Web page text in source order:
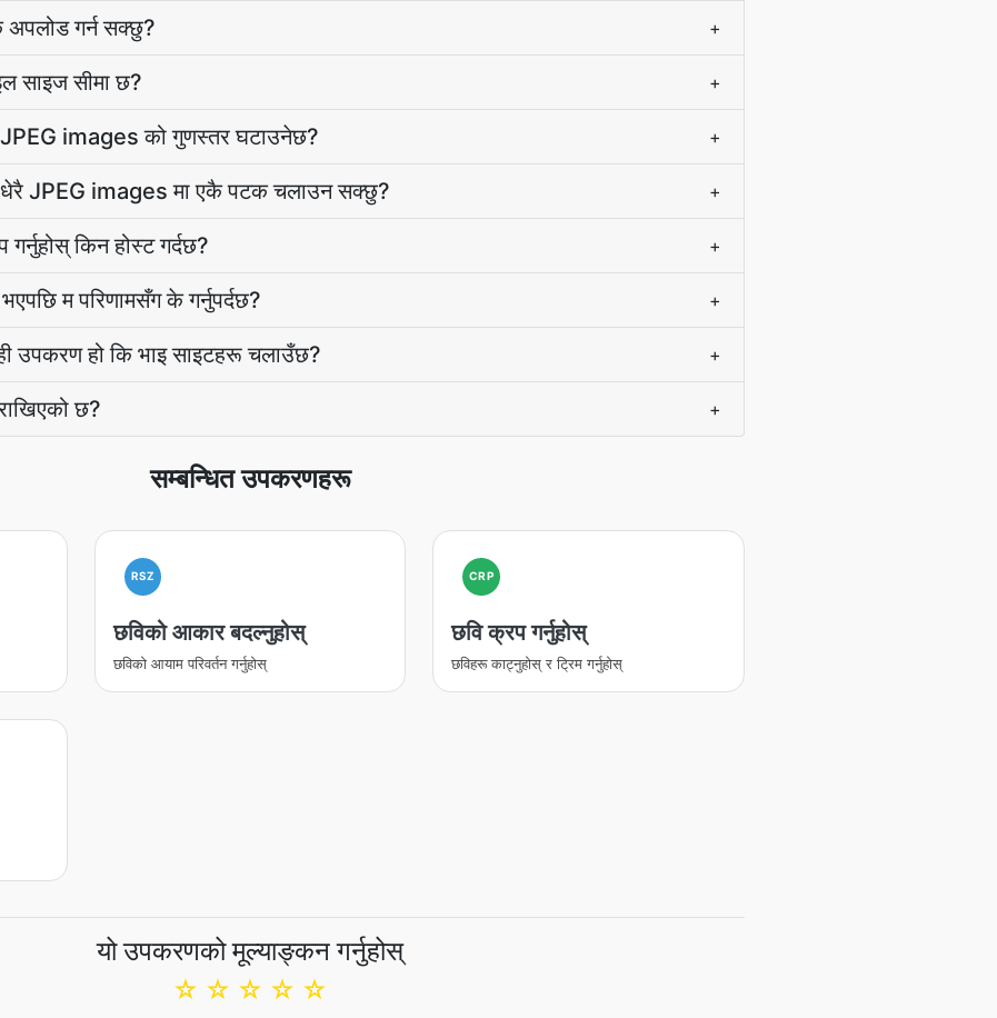
अपलोड गर्न सक्छु? +
साइज सीमा छ? +
JPEG images को गुणस्तर घटाउनेछ? +
धेरै JPEG images मा एकै पटक चलाउन सक्छु? +
किन होस्ट गर्दछ? +
म परिणामसँग के गर्नुपर्दछ? +
उपकरण हो कि भाइ साइटहरू चलाउँछ? +
छ? +
सम्बन्धित उपकरणहरू
RSZ
छविको आकार बदल्नुहोस्
छविको आयाम परिवर्तन गर्नुहोस्
CRP
छवि क्रप गर्नुहोस्
छविहरू काट्नुहोस् र ट्रिम गर्नुहोस्
यो उपकरणको मूल्याङ्कन गर्नुहोस्
☆
☆
☆
☆
☆